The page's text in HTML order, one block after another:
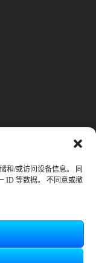
和/或访问设备信息。 同
ID 等数据。 不同意或撤